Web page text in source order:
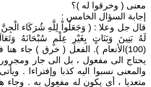
معنى ( وخرقوا له )؟
إجابة السؤال الخامس :
قال جل وعلا : ( وَجَعَلُواْ لِلَّهِ شُرَكَاء
لَهُ بَنِينَ وَبَنَاتٍ بِغَيْرِ عِلْمٍ سُبْحَانَهُ
(100)الأنعام ). الفعل ( خرق ) جاء هنا
يحتاج الى مفعول ، بل الى جار
والمعنى نسبوا اليه كذبا وإفتراءا .
متعديا ، أى يكون له مفعول به .